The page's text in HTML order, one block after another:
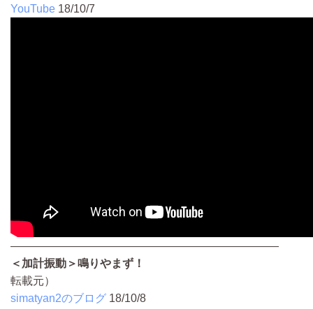
YouTube 18/10/7
————————————————————————
＜加計振動＞鳴りやまず！
転載元）
simatyan2のブログ 18/10/8